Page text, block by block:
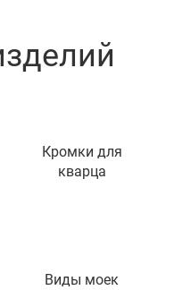
Кромки для
кварца
Виды моек